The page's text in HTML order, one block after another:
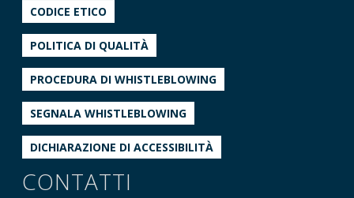
CODICE ETICO
POLITICA DI QUALITÀ
PROCEDURA DI WHISTLEBLOWING
SEGNALA WHISTLEBLOWING
DICHIARAZIONE DI ACCESSIBILITÀ
CONTATTI